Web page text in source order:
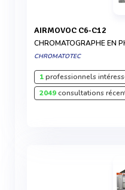
AIRMOVOC C6-C12
CHROMATOGRAPHE EN
CHROMATOTEC
1professionnels
2049consultations